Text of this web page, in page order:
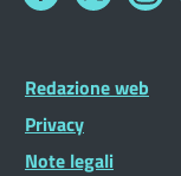
Footer
Widget
Footer
menu
Redazione web
Privacy
Note legali